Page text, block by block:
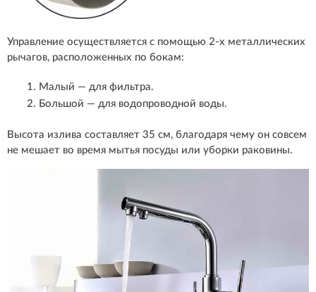
Управление осуществляется с помощью 2-х металлических
рычагов, расположенных по бокам:
Малый — для фильтра.
Большой — для водопроводной воды.
Высота излива составляет 35 см, благодаря чему он совсем
не мешает во время мытья посуды или уборки раковины.